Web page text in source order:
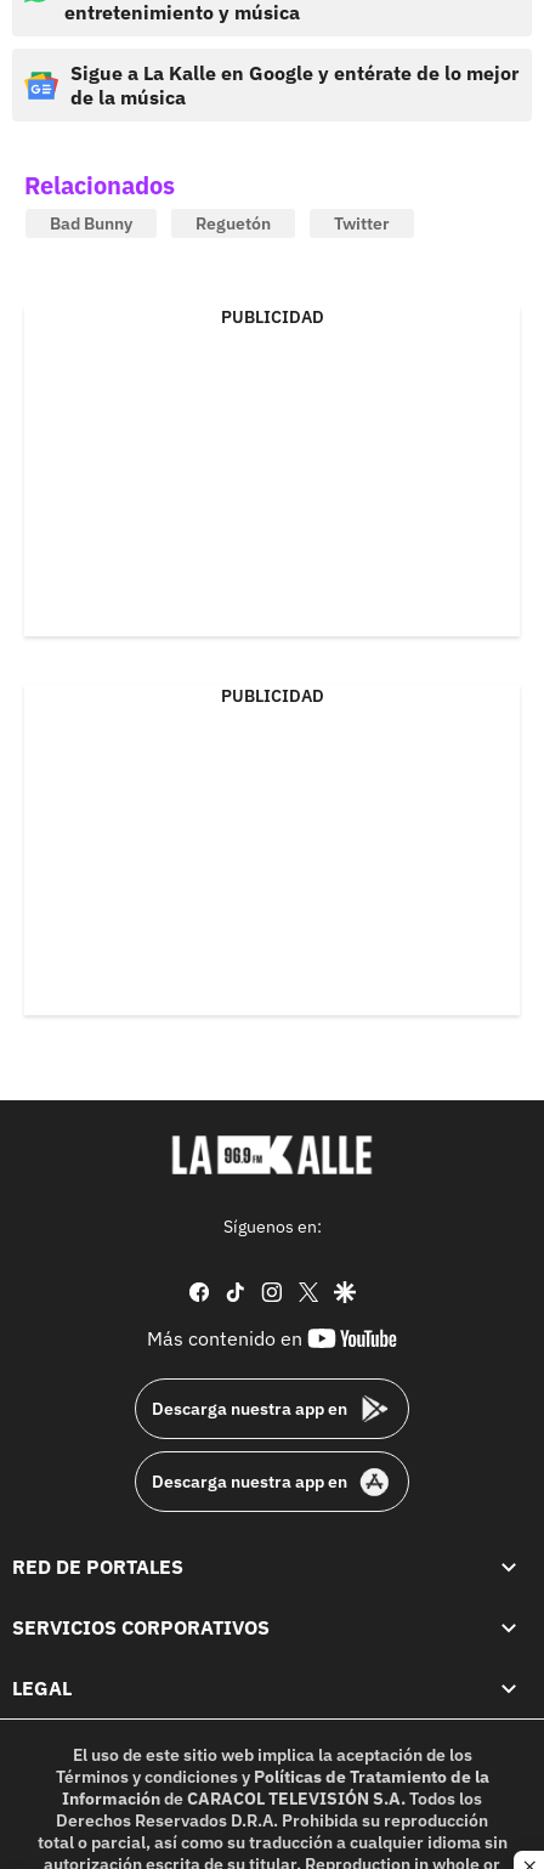
entretenimiento y música
Sigue a La Kalle en Google y entérate de lo mejor
de la música
Relacionados
Bad Bunny Reguetón Twitter
PUBLICIDAD
PUBLICIDAD
Síguenos en:
facebook
tiktok instagram
twittergoogle
Más contenido en
youtube-
Descarga nuestra app en
Descarga nuestra app en
RED DE PORTALES
SERVICIOS CORPORATIVOS
LEGAL
El uso de este sitio web implica la aceptación de los
Términos y condicionesy Políticas de Tratamiento de la
InformacióndeCARACOL TELEVISIÓN S.A.Todos los
Derechos Reservados D.R.A. Prohibida su reproducción
total o parcial, así como su traducción a cualquier idioma sin
autorización escrita de su titular. Reproduction in whole or